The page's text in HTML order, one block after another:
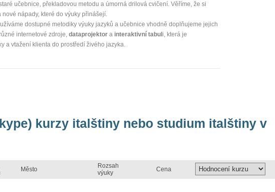
učebnice, překladovou metodu a úmorná drilová cvičení. Věříme, že si
nápady, které do výuky přinášejí.
dostupné metodiky výuky jazyků a učebnice vhodně doplňujeme jejich
internetové zdroje, dataprojektor a interaktivní tabul i, která je
a vtažení klienta do prostředí živého jazyka.
kurzy italštiny nebo studium italštiny v
Město
Rozsah
výuky
Cena